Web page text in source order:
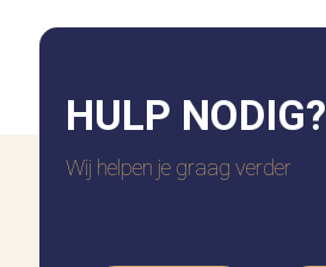
HULP NODIG?
Wij helpen je graag verder